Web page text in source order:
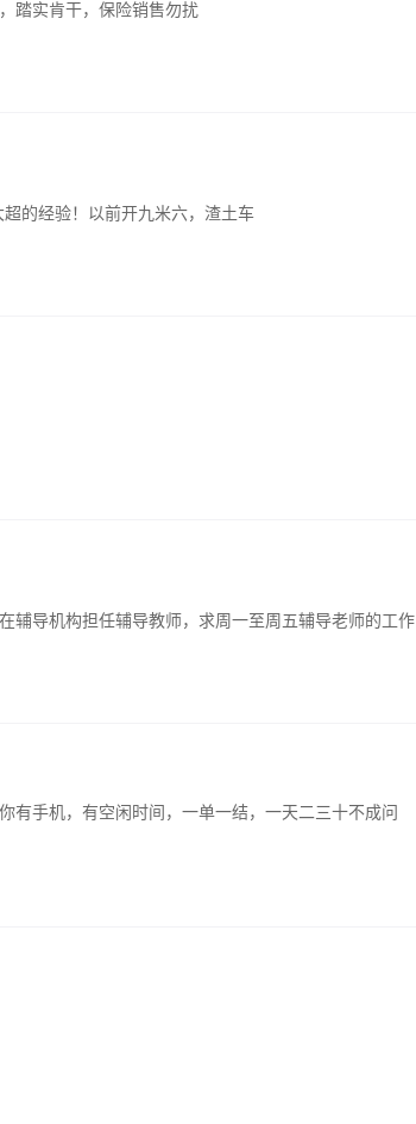
踏实肯干，保险销售勿扰
的经验！以前开九米六，渣土车
辅导机构担任辅导教师，求周一至周五辅导老师的工作
有手机，有空闲时间，一单一结，一天二三十不成问